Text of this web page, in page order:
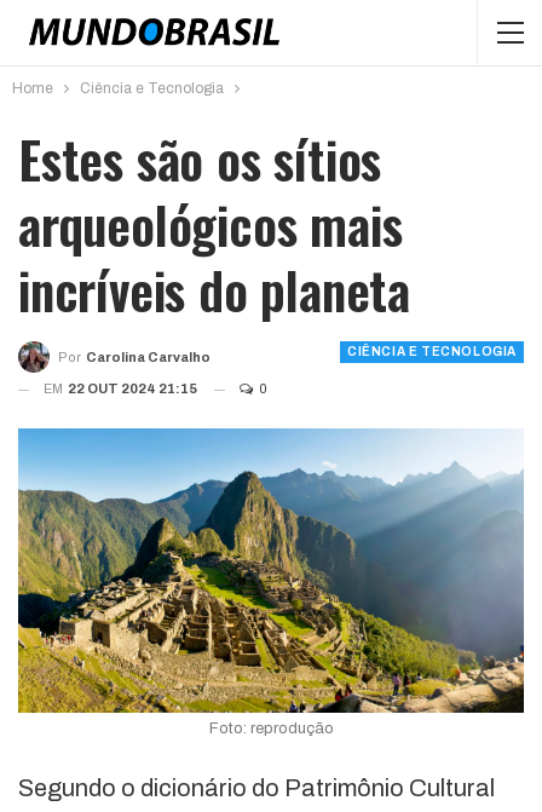
Home Ciência e Tecnologia
Estes são os sítios
arqueológicos mais
incríveis do planeta
CIÊNCIA E TECNOLOGIA
Por Carolina Carvalho
EM 22 OUT 2024 21:15 0
Foto: reprodução
Segundo o dicionário do Patrimônio Cultural